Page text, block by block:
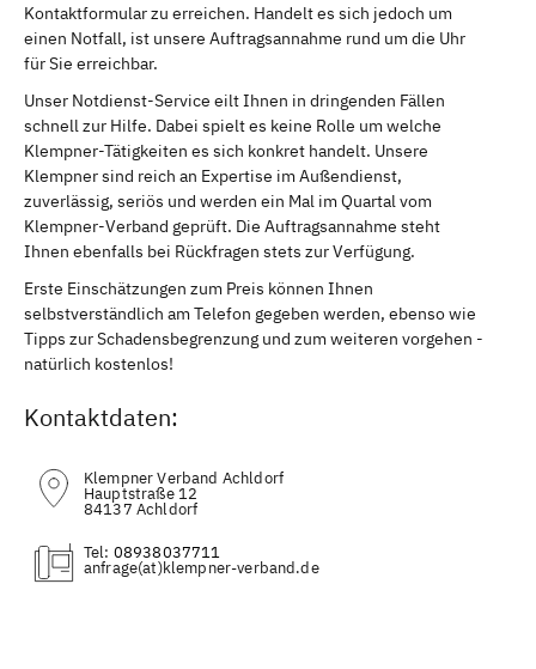
Kontaktformular zu erreichen. Handelt es sich jedoch um
einen Notfall, ist unsere Auftragsannahme rund um die Uhr
für Sie erreichbar.
Unser Notdienst-Service eilt Ihnen in dringenden Fällen
schnell zur Hilfe. Dabei spielt es keine Rolle um welche
Klempner-Tätigkeiten es sich konkret handelt. Unsere
Klempner sind reich an Expertise im Außendienst,
zuverlässig, seriös und werden ein Mal im Quartal vom
Klempner-Verband geprüft. Die Auftragsannahme steht
Ihnen ebenfalls bei Rückfragen stets zur Verfügung.
Erste Einschätzungen zum Preis können Ihnen
selbstverständlich am Telefon gegeben werden, ebenso wie
Tipps zur Schadensbegrenzung und zum weiteren vorgehen -
natürlich kostenlos!
Kontaktdaten:
Klempner Verband Achldorf
Hauptstraße 12
84137 Achldorf
Tel: 08938037711
(at)